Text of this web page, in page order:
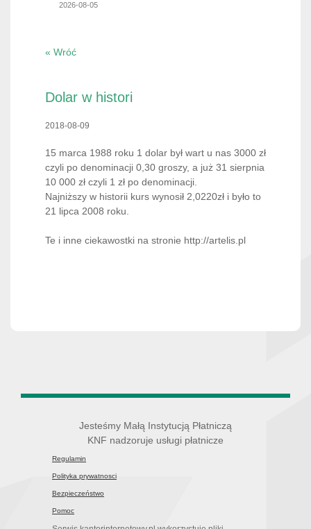
2026-08-05
« Wróć
Dolar w histori
2018-08-09
15 marca 1988 roku 1 dolar był wart u nas 3000 zł
czyli po denominacji 0,30 groszy, a już 31 sierpnia
10 000 zł czyli 1 zł po denominacji.
Najniższy w historii kurs wynosił 2,0220zł i było to
21 lipca 2008 roku.
Te i inne ciekawostki na stronie http://artelis.pl
Jesteśmy Małą Instytucją Płatniczą
KNF nadzoruje usługi płatnicze
Regulamin
Polityka prywatnosci
Bezpieczeństwo
Pomoc